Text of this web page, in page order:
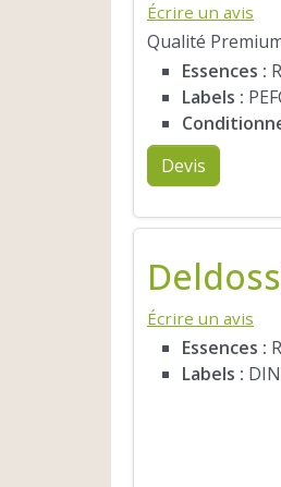
Écrire un avis
Qualité
Essences :
Labels :
Devis
Écrire un avis
Essences :
Labels :